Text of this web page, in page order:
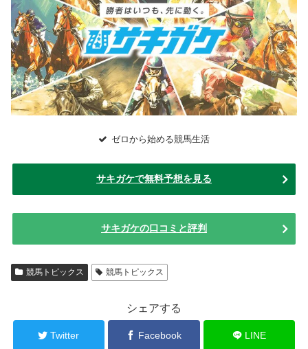
ゼロから始める競馬生活
サキガケで無料予想を見る
サキガケの口コミと評判
競馬トピックス 競馬トピックス
シェアする
Twitter Facebook LINE